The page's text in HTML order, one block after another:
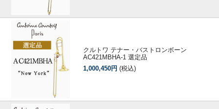
クルトワ テナー・バストロンボーン
AC421MBHA-1 選定品
1,000,450円 (税込)